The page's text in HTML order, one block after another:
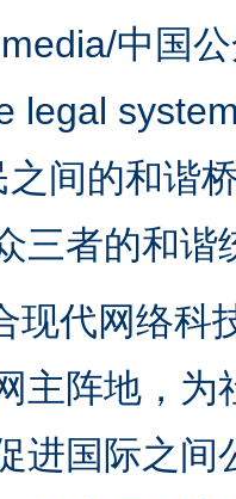
中国
legal
间的和谐
三者的和谐
现代网络科
主阵地，
进国际之